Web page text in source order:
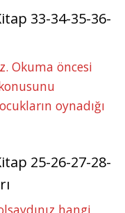
33-34-35-36-
Okuma öncesi
oynadığı
25-26-27-28-